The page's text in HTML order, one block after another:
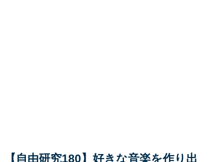
【自由研究180】好きな音楽を作り出